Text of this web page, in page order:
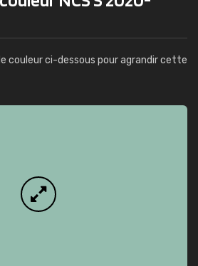
couleur ci-dessous pour agrandir cette